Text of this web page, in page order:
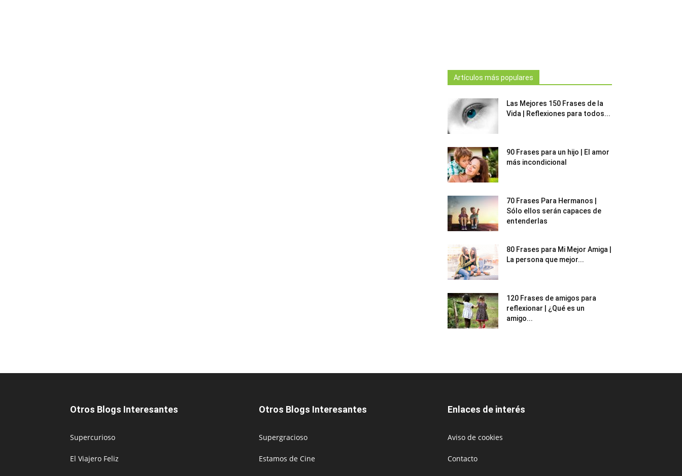
Artículos más populares
Las Mejores 150 Frases de la
Vida | Reflexiones para todos...
90 Frases para un hijo | El amor
más incondicional
70 Frases Para Hermanos |
Sólo ellos serán capaces de
entenderlas
80 Frases para Mi Mejor Amiga |
La persona que mejor...
120 Frases de amigos para
reflexionar | ¿Qué es un
amigo...
Otros Blogs Interesantes
Supercurioso
El Viajero Feliz
Otros Blogs Interesantes
Supergracioso
Estamos de Cine
Enlaces de interés
Aviso de cookies
Contacto